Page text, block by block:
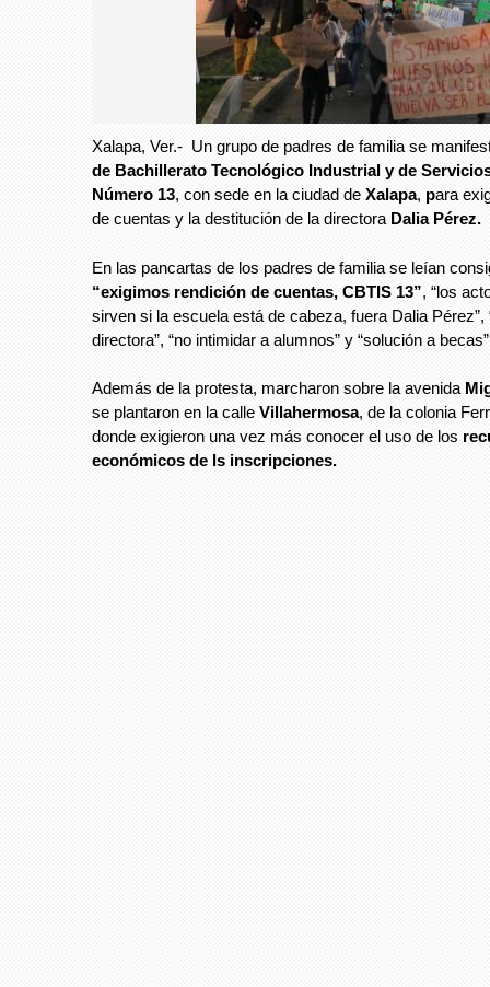
Xalapa, Ver.- Un grupo de padres de familia se
de Bachillerato Tecnológico Industrial y de
Número 13, con sede en la ciudad de Xalapa, para
de cuentas y la destitución de la directora Dalia Pérez.
En las pancartas de los padres de familia se leían
“exigimos rendición de cuentas, CBTIS 13”, “los
sirven si la escuela está de cabeza, fuera Dalia Pérez”,
directora”, “no intimidar a alumnos” y “solución a
Además de la protesta, marcharon sobre la avenida
se plantaron en la calle Villahermosa, de la colonia
donde exigieron una vez más conocer el uso de los
económicos de ls inscripciones.